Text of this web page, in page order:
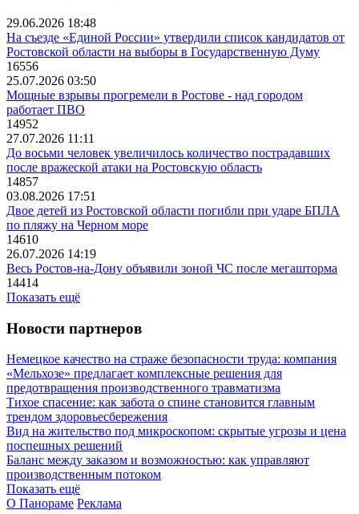
29.06.2026 18:48
На съезде «Единой России» утвердили список кандидатов от
Ростовской области на выборы в Государственную Думу
16556
25.07.2026 03:50
Мощные взрывы прогремели в Ростове - над городом
работает ПВО
14952
27.07.2026 11:11
До восьми человек увеличилось количество пострадавших
после вражеской атаки на Ростовскую область
14857
03.08.2026 17:51
Двое детей из Ростовской области погибли при ударе БПЛА
по пляжу на Черном море
14610
26.07.2026 14:19
Весь Ростов-на-Дону объявили зоной ЧС после мегашторма
14414
Показать ещё
Новости партнеров
Немецкое качество на страже безопасности труда: компания
«Мельхозе» предлагает комплексные решения для
предотвращения производственного травматизма
Тихое спасение: как забота о спине становится главным
трендом здоровьесбережения
Вид на жительство под микроскопом: скрытые угрозы и цена
поспешных решений
Баланс между заказом и возможностью: как управляют
производственным потоком
Показать ещё
О Панораме Реклама